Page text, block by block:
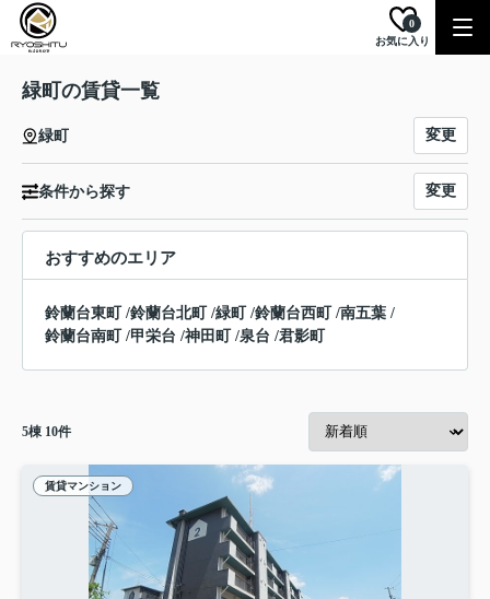
お気に入り
0
緑町の賃貸一覧
緑町 変更
条件から探す 変更
おすすめのエリア
鈴蘭台東町 /鈴蘭台北町 /緑町 /鈴蘭台西町 /南五葉 /
鈴蘭台南町
/甲栄台 /神田町 /泉台 /君影町
5棟 10件
賃貸マンション